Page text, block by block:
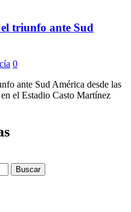
triunfo ante Sud
0
ante Sud América desde las
el Estadio Casto Martínez